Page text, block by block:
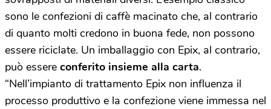
sono le confezioni di caffè macinato che, al contrario
di quanto molti credono in buona fede, non possono
essere riciclate. Un imballaggio con Epix, al contrario,
può essere conferito insieme alla carta.
“Nell’impianto di trattamento Epix non influenza il
processo produttivo e la confezione viene immessa nel